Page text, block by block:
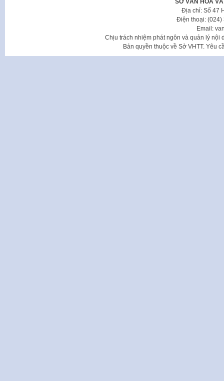
SỞ VĂN HÓA
Địa chỉ: Số 47
Điện thoại: (024)
Email:
Chịu trách nhiệm phát ngôn và quản lý nội
Bản quyền thuộc về Sở VHTT. Yêu